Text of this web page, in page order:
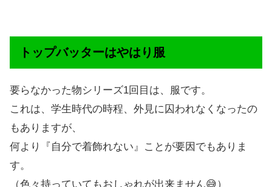
トップバッターはやはり服
要らなかった物シリーズ1回目は、服です。
これは、学生時代の時程、外見に囚われなくなったの
もありますが、
何より『自分で着飾れない』ことが要因でもありま
す。
（色々持っていてもおしゃれが出来ません😅）